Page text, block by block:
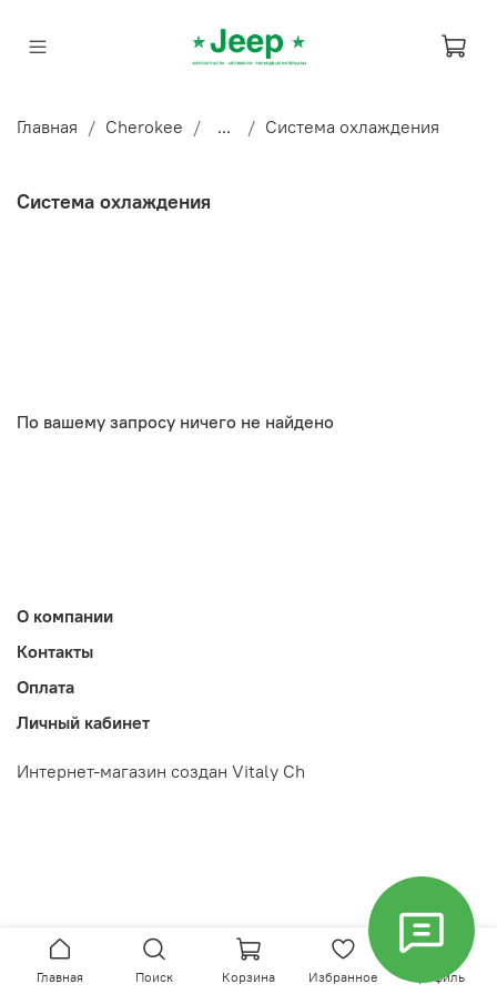
Главная Cherokee ... Система охлаждения
Система охлаждения
По вашему запросу ничего не найдено
О компании
Контакты
Оплата
Личный кабинет
Интернет-магазин создан Vitaly Ch
Главная Поиск Корзина Избранное Профиль